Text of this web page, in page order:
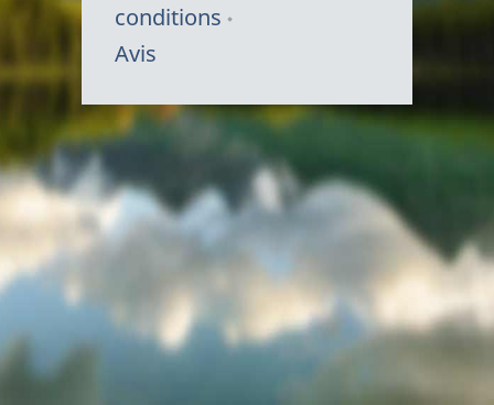
conditions
Avis
Symbole
du